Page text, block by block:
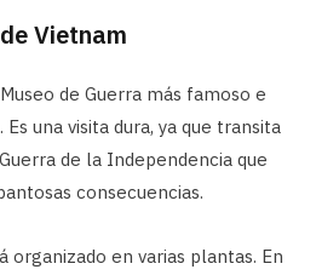
Vietnam
de Guerra más famoso e
una visita dura, ya que transita
de la Independencia que
consecuencias.
organizado en varias plantas. En